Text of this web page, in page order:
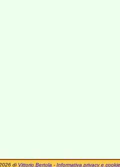
di Vittorio Bertola - Informativa privacy e cookie